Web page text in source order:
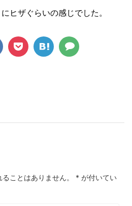
ヒザぐらいの感じでした。
ことはありません。 * が付いてい